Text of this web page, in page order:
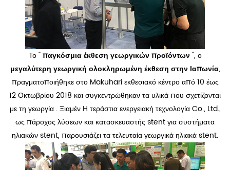
Το "παγκόσμια έκθεση γεωργικών προϊόντων", ο
μεγαλύτερη γεωργική ολοκληρωμένη έκθεση στην Ιαπωνία,
πραγματοποιήθηκε στο Makuhari εκθεσιακό κέντρο από 10 έως
12 Οκτωβρίου 2018 και συγκεντρώθηκαν τα υλικά που σχετίζονται
με τη γεωργία . Ξιαμέν Η τεράστια ενεργειακή τεχνολογία Co., Ltd.,
ως πάροχος λύσεων και κατασκευαστής stent για συστήματα
ηλιακών stent, παρουσιάζει τα τελευταία γεωργικά ηλιακά stent.